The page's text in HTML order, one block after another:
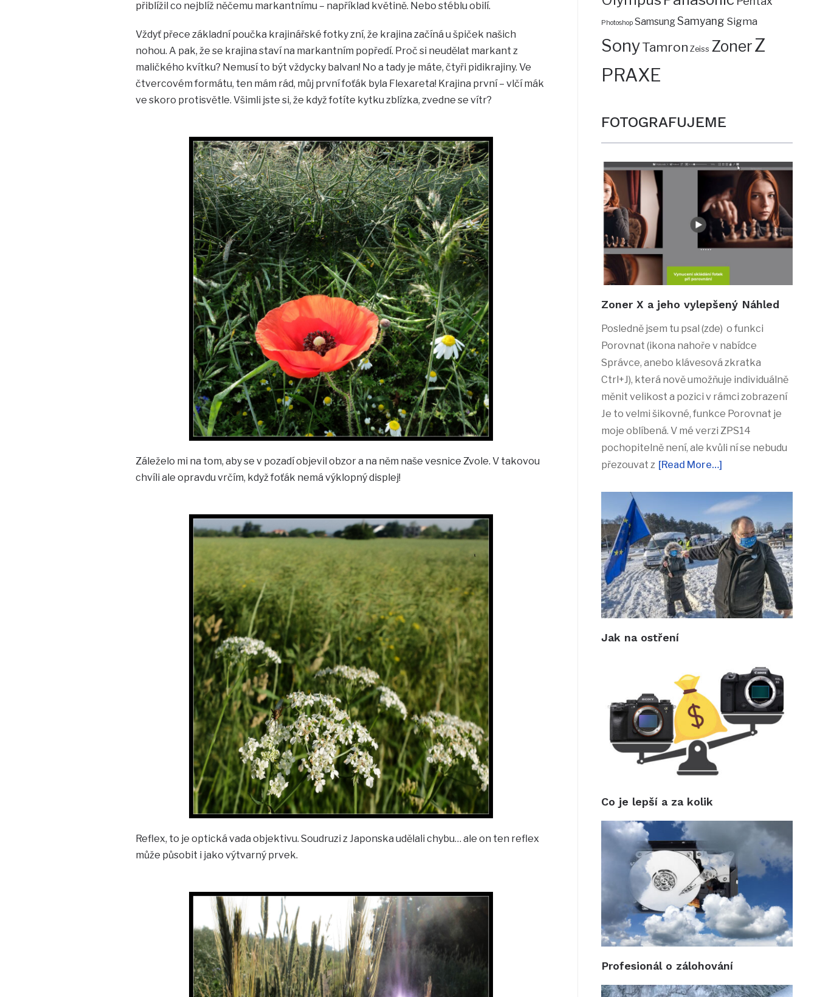
přiblížil co nejblíž něčemu markantnímu – například květině. Nebo stéblu obilí.
Vždyť přece základní poučka krajinářské fotky zní, že krajina začíná u špiček našich
nohou. A pak, že se krajina staví na markantním popředí. Proč si neudělat markant z
maličkého kvítku? Nemusí to být vždycky balvan! No a tady je máte, čtyři pidikrajiny. Ve
čtvercovém formátu, ten mám rád, můj první foťák byla Flexareta! Krajina první – vlčí mák
ve skoro protisvětle. Všimli jste si, že když fotíte kytku zblízka, zvedne se vítr?
Záleželo mi na tom, aby se v pozadí objevil obzor a na něm naše vesnice Zvole. V takovou
chvíli ale opravdu vrčím, když foťák nemá výklopný displej!
Reflex, to je optická vada objektivu. Soudruzi z Japonska udělali chybu… ale on ten reflex
může působit i jako výtvarný prvek.
Photoshop SamsungSamyang Sigma
SonyTamron Zeiss ZonerZ
PRAXE
FOTOGRAFUJEME
Zoner X a jeho vylepšený Náhled
Posledně jsem tu psal (zde) o funkci
Porovnat (ikona nahoře v nabídce
Správce, anebo klávesová zkratka
Ctrl+J), která nově umožňuje individuálně
měnit velikost a pozici v rámci zobrazení
Je to velmi šikovné, funkce Porovnat je
moje oblíbená. V mé verzi ZPS14
pochopitelně není, ale kvůli ní se nebudu
přezouvat z [Read More…]
Jak na ostření
Co je lepší a za kolik
Profesionál o zálohování